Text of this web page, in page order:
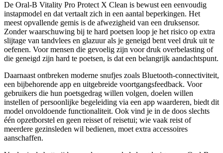
De Oral-B Vitality Pro Protect X Clean is bewust een eenvoudig
instapmodel en dat vertaalt zich in een aantal beperkingen. Het
meest opvallende gemis is de afwezigheid van een druksensor.
Zonder waarschuwing bij te hard poetsen loop je het risico op extra
slijtage van tandvlees en glazuur als je geneigd bent veel druk uit te
oefenen. Voor mensen die gevoelig zijn voor druk overbelasting of
die geneigd zijn hard te poetsen, is dat een belangrijk aandachtspunt.
Daarnaast ontbreken moderne snufjes zoals Bluetooth-connectiviteit,
een bijbehorende app en uitgebreide voortgangsfeedback. Voor
gebruikers die hun poetsgedrag willen volgen, doelen willen
instellen of persoonlijke begeleiding via een app waarderen, biedt dit
model onvoldoende functionaliteit. Ook vind je in de doos slechts
één opzetborstel en geen reisset of reisetui; wie vaak reist of
meerdere gezinsleden wil bedienen, moet extra accessoires
aanschaffen.